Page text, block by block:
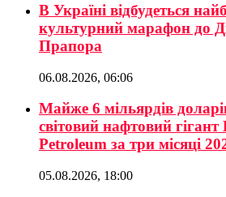
В Україні відбудеться
культурний марафон до
Прапора
06.08.2026, 06:06
Майже 6 мільярдів
світовий нафтовий
Petroleum за три місяці
05.08.2026, 18:00